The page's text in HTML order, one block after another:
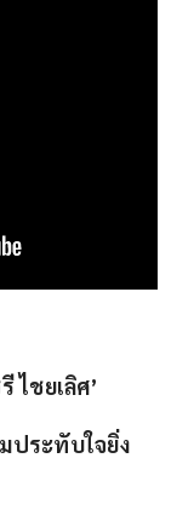
ไชยเลิศ’
ประทับใจยิ่ง